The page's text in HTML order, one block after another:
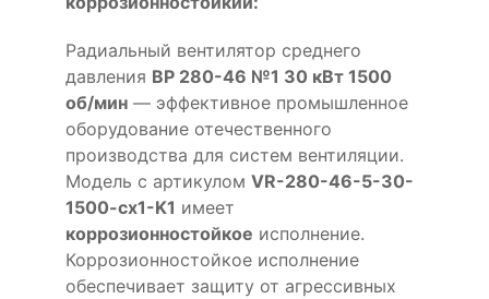
Радиальный вентилятор среднего
давления ВР 280-46 №1 30 кВт 1500
об/мин — эффективное промышленное
оборудование отечественного
производства для систем вентиляции.
Модель с артикулом VR-280-46-5-30-
1500-cx1-K1 имеет
коррозионностойкое исполнение.
Коррозионностойкое исполнение
обеспечивает защиту от агрессивных